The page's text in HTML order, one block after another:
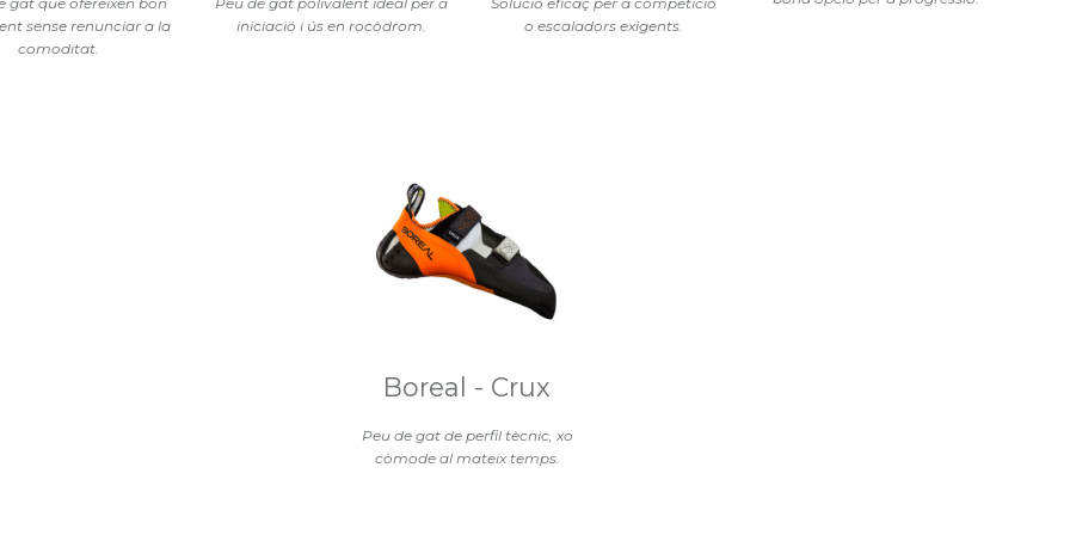
sense renunciar a la
comoditat.
iniciació i ús en rocòdrom.
o escaladors exigents.
Peu de gat de perfil tècnic, xo
còmode al mateix temps.
Boreal - Crux